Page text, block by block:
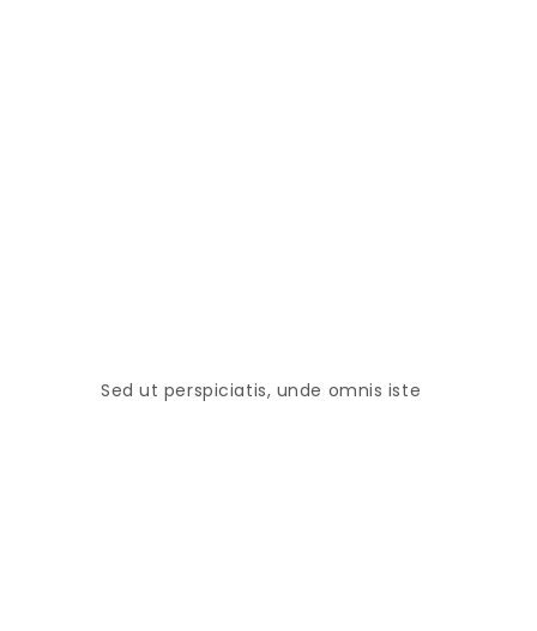
Sed ut perspiciatis, unde omnis iste